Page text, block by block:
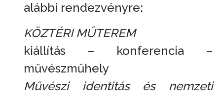
alábbi rendezvényre:
KÖZTÉRI MŰTEREM
kiállítás – konferencia –
művészműhely
Művészi identitás és nemzeti